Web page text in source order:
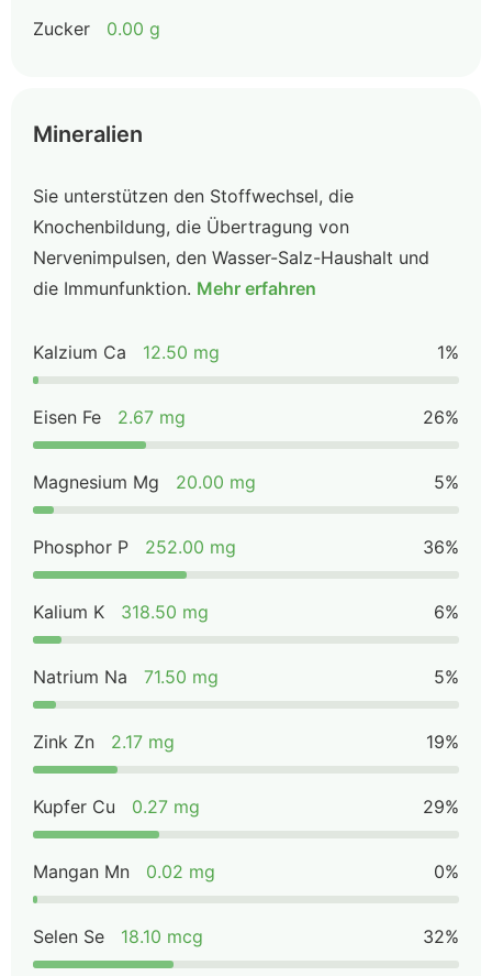
Zucker 0.00 g
Mineralien
Sie unterstützen den Stoffwechsel, die
Knochenbildung, die Übertragung von
Nervenimpulsen, den Wasser-Salz-Haushalt und
die Immunfunktion. Mehr erfahren
Kalzium Ca 12.50 mg 1%
Eisen Fe 2.67 mg 26%
Magnesium Mg 20.00 mg 5%
Phosphor P 252.00 mg 36%
Kalium K 318.50 mg 6%
Natrium Na 71.50 mg 5%
Zink Zn 2.17 mg 19%
Kupfer Cu 0.27 mg 29%
Mangan Mn 0.02 mg 0%
Selen Se 18.10 mcg 32%